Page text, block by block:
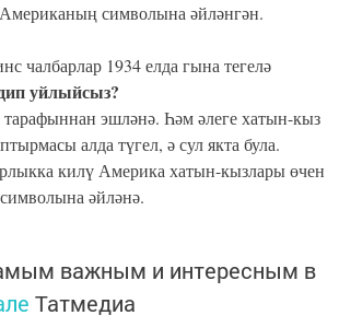
Американың символына әйләнгән.
чалбарлар 1934 елда гына тегелә
уйлыйсыз?
эшләнә. Һәм әлеге хатын-кыз
алда түгел, ә сул якта була.
килү Америка хатын-кызлары өчен
әйләнә.
важным и интересным в
Татмедиа